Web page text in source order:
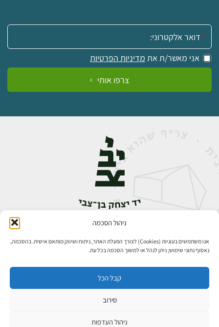
ניהול הסכמה
אנו משתמשים בעוגיות (Cookies) לצורך הפעלת האתר, ניתוח ושיווק מותאם אישית. בהסכמה,
נאסוף נתוני שימוש; ניתן לנהל או למשוך הסכמה בכל עת.
קבל הכל
סירוב
ניהול העדפות
אימייל:
אני מאשר/ת את מדיניות הפרטיות
צרפו אותי
אבן גבירול 14, רחביה, ירושלים
פיתוח אתרים